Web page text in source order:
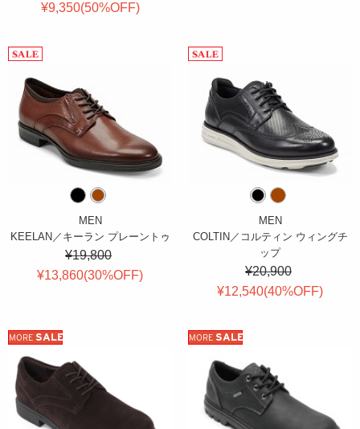
¥9,350(50%OFF)
MEN
KEELAN／キーラン プレーントゥ
¥19,800
¥13,860(30%OFF)
MEN
COLTIN／コルティン ウィングチ
ップ
¥20,900
¥12,540(40%OFF)
MORE SALE MORE SALE